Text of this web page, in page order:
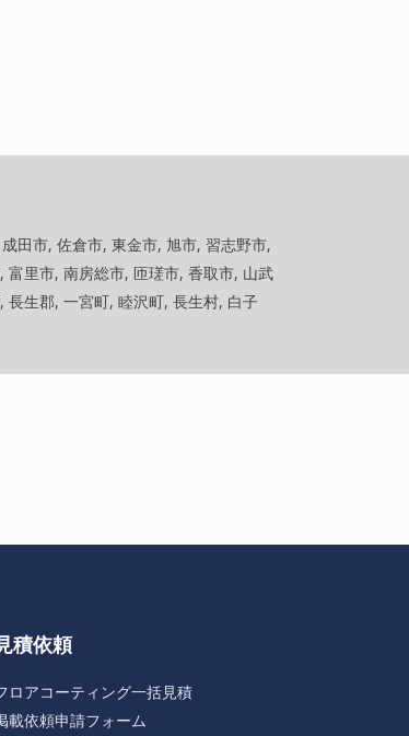
田市, 佐倉市, 東金市, 旭市, 習志野市,
里市, 南房総市, 匝瑳市, 香取市, 山武
生郡, 一宮町, 睦沢町, 長生村, 白子
積依頼
ロアコーティング一括見積
載依頼申請フォーム